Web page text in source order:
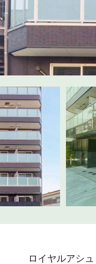
ロイヤルアシ